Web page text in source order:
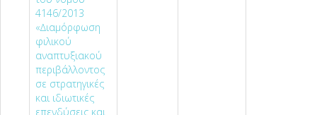
4146/2013
«∆ιαµόρφωση
φιλικού
αναπτυξιακού
περιβάλλοντος
σε στρατηγικές
και ιδιωτικές
επενδύσεις και